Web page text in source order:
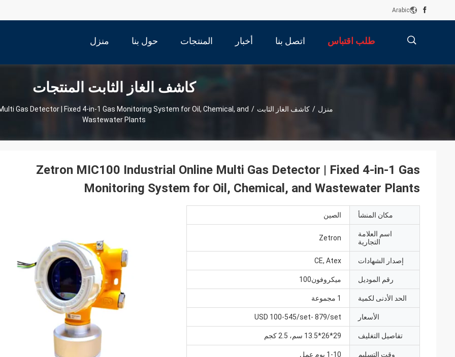
Arabic
منزل حول بنا المنتجات أخبار اتصل بنا طلب اقتباس
كاشف الغاز الثابت المنتجات
منزل / كاشف الغاز الثابت /
Gas Detector | Fixed 4-in-1 Gas Monitoring System for Oil, Chemical, and
Wastewater Plants
Zetron MIC100 Industrial Online Multi Gas Detector | Fixed 4-in-1 Gas
Monitoring System for Oil, Chemical, and Wastewater Plants
مكان المنشأ الصين
اسم العلامة
التجارية
Zetron
إصدار الشهادات CE, Atex
رقم الموديل ميكروفون100
الحد الأدنى لكمية 1 مجموعة
الأسعار USD 100-545/set- 879/set
تفاصيل التغليف 29*26*13.5 سم، 2.5 كجم
وقت التسليم 1-10 يوم عمل